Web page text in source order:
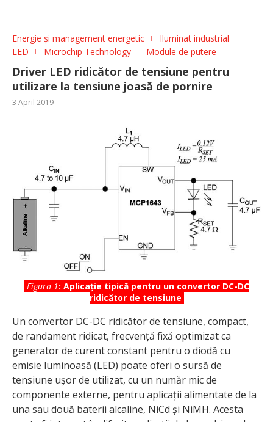
Energie și management energetic
Iluminat industrial
LED
Microchip Technology Module de putere
Driver LED ridicător de tensiune pentru
utilizare la tensiune joasă de pornire
3 April 2019
Figura 1: Aplicație tipică pentru un convertor DC-DC
ridicător de tensiune
Un convertor DC-DC ridicător de tensiune, compact,
de randament ridicat, frecvență fixă optimizat ca
generator de curent constant pentru o diodă cu
emisie luminoasă (LED) poate oferi o sursă de
tensiune ușor de utilizat, cu un număr mic de
componente externe, pentru aplicații alimentate de la
una sau două baterii alcaline, NiCd și NiMH. Acesta